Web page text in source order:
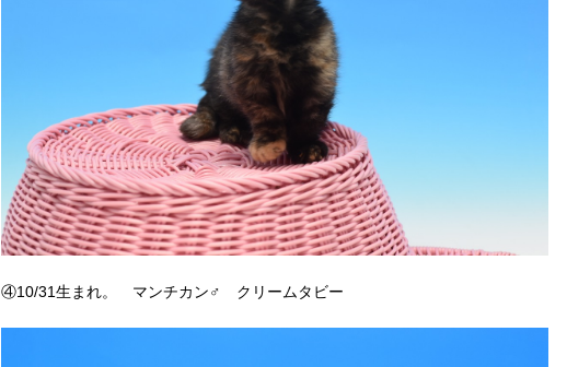
④10/31生まれ。 マンチカン♂ クリームタビー